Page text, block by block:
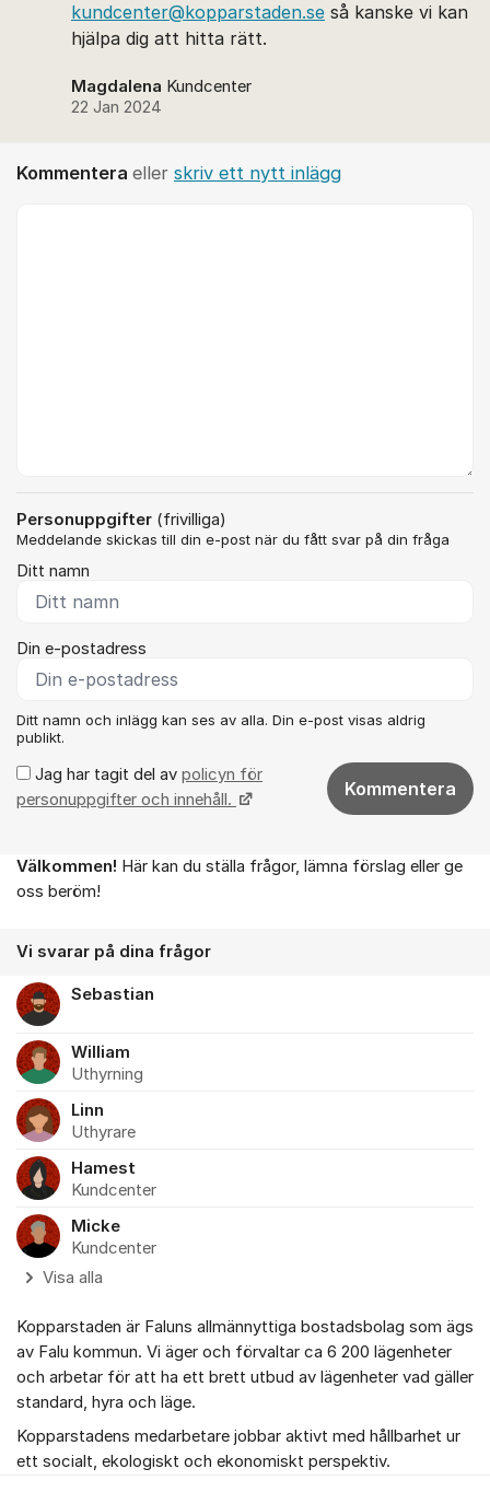
kundcenter@kopparstaden.se så kanske vi kan
hjälpa dig att hitta rätt.
Magdalena Kundcenter
22 Jan 2024
Kommentera eller skriv ett nytt inlägg
Personuppgifter (frivilliga)
Meddelande skickas till din e-post när du fått svar på din fråga
Ditt namn
Din e-postadress
Ditt namn och inlägg kan ses av alla. Din e-post visas aldrig
publikt.
Jag har tagit del av policyn för
personuppgifter och innehåll.
Kommentera
Om forumet
Välkommen! Här kan du ställa frågor, lämna förslag eller ge
oss beröm!
Vi svarar på dina frågor
Sebastian
William
Uthyrning
Linn
Uthyrare
Hamest
Kundcenter
Micke
Kundcenter
Visa alla
Kopparstaden är Faluns allmännyttiga bostadsbolag som ägs
av Falu kommun. Vi äger och förvaltar ca 6 200 lägenheter
och arbetar för att ha ett brett utbud av lägenheter vad gäller
standard, hyra och läge.
Kopparstadens medarbetare jobbar aktivt med hållbarhet ur
ett socialt, ekologiskt och ekonomiskt perspektiv.